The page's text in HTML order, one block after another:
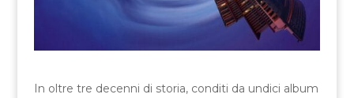
In oltre tre decenni di storia, conditi da undici album